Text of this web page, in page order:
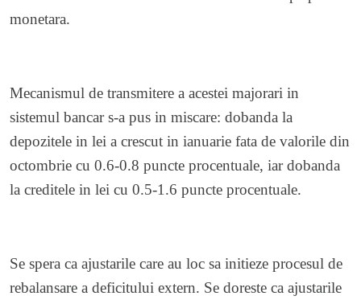
monetara.
Mecanismul de transmitere a acestei majorari in
sistemul bancar s-a pus in miscare: dobanda la
depozitele in lei a crescut in ianuarie fata de valorile din
octombrie cu 0.6-0.8 puncte procentuale, iar dobanda
la creditele in lei cu 0.5-1.6 puncte procentuale.
Se spera ca ajustarile care au loc sa initieze procesul de
rebalansare a deficitului extern. Se doreste ca ajustarile